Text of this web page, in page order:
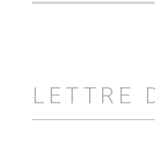
LETTRE